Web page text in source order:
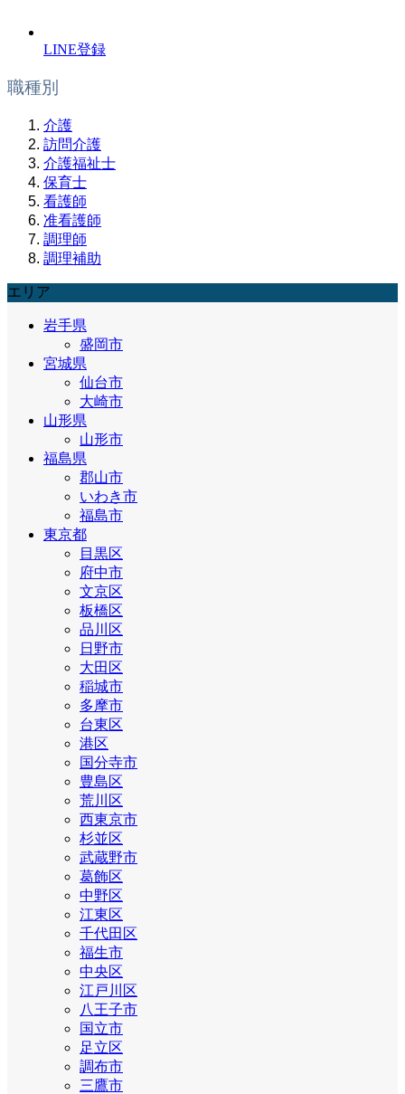
LINE登録
職種別
介護
訪問介護
介護福祉士
保育士
看護師
准看護師
調理師
調理補助
エリア
岩手県
盛岡市
宮城県
仙台市
大崎市
山形県
山形市
福島県
郡山市
いわき市
福島市
東京都
目黒区
府中市
文京区
板橋区
品川区
日野市
大田区
稲城市
多摩市
台東区
港区
国分寺市
豊島区
荒川区
西東京市
杉並区
武蔵野市
葛飾区
中野区
江東区
千代田区
福生市
中央区
江戸川区
八王子市
国立市
足立区
調布市
三鷹市